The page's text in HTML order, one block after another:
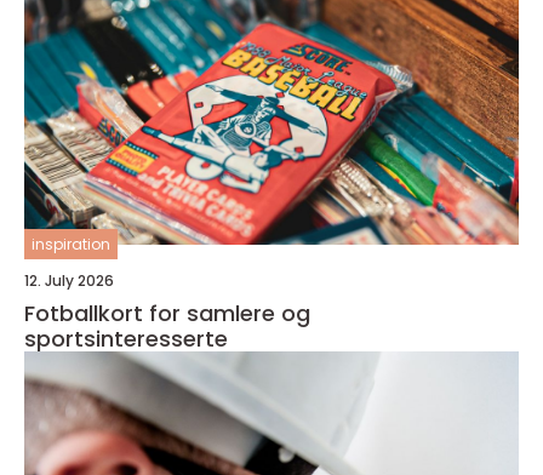
inspiration
12. July 2026
Fotballkort for samlere og
sportsinteresserte